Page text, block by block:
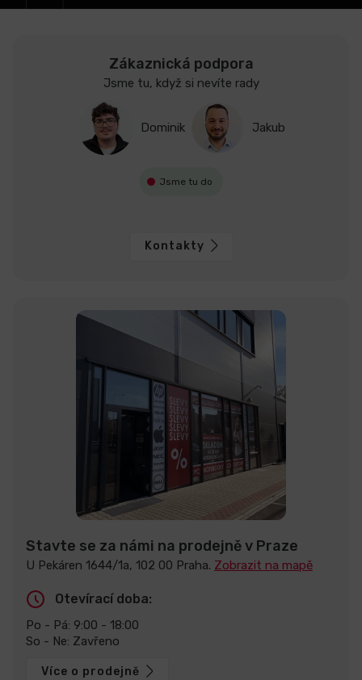
Zákaznická podpora
Jsme tu, když si nevíte rady
Dominik Jakub
Jsme tu do
Kontakty
Stavte se za námi na prodejně v Praze
U Pekáren 1644/1a, 102 00 Praha. Zobrazit na mapě
Otevírací doba:
Po - Pá: 9:00 - 18:00
So - Ne: Zavřeno
Více o prodejně